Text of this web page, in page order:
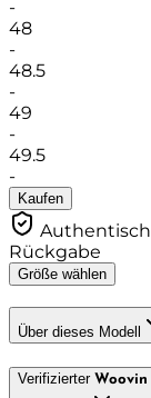
-
48
-
48.5
-
49
-
49.5
-
Kaufen
Authentisch
Rückgabe
Größe wählen
Über dieses Modell
Verifizierter Woovin